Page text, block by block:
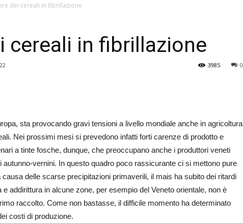
Veneto
dei cereali in fibrillazione
cereali in fibrillazione
0
3985
sta provocando gravi tensioni a livello mondiale anche in agricoltura
Nei prossimi mesi si prevedono infatti forti carenze di prodotto e
a tinte fosche, dunque, che preoccupano anche i produttori veneti
autunno-vernini. In questo quadro poco rassicurante ci si mettono pure
delle scarse precipitazioni primaverili, il mais ha subito dei ritardi
addirittura in alcune zone, per esempio del Veneto orientale, non è
raccolto. Come non bastasse, il difficile momento ha determinato
costi di produzione.